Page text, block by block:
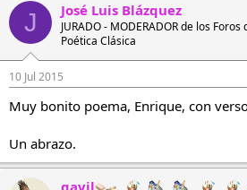
J José Luis Blázquez
JURADO - MODERADOR de los Foros
Poética Clásica
10 Jul 2015
Muy bonito poema, Enrique, con
Un abrazo.
gavil